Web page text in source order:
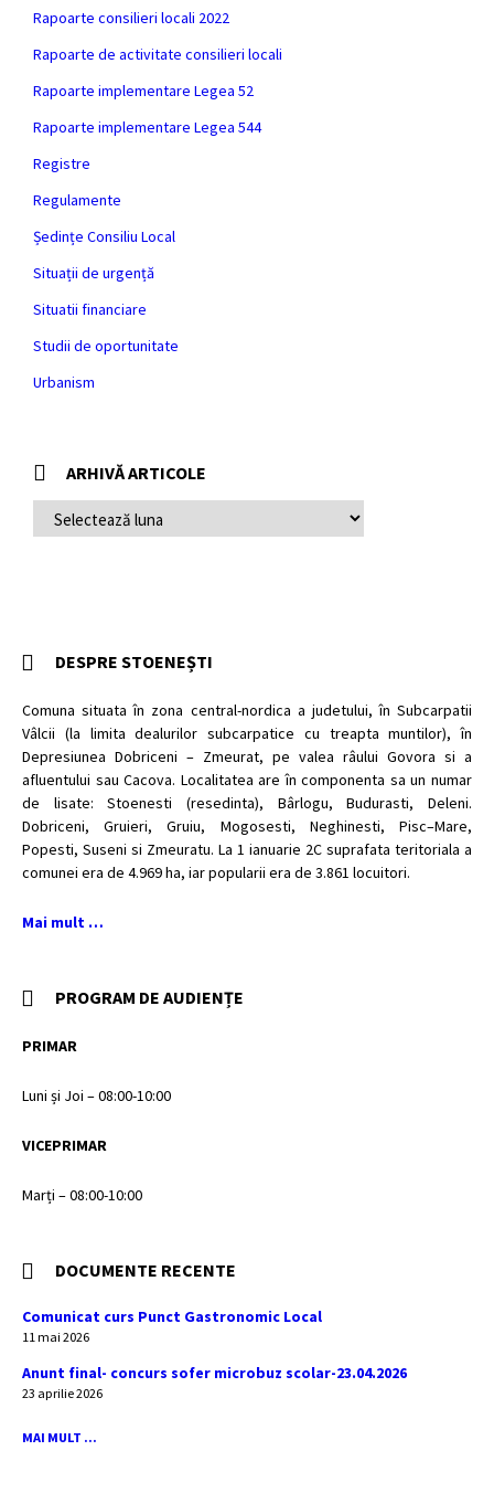
Rapoarte consilieri locali 2022
Rapoarte de activitate consilieri locali
Rapoarte implementare Legea 52
Rapoarte implementare Legea 544
Registre
Regulamente
Ședințe Consiliu Local
Situații de urgență
Situatii financiare
Studii de oportunitate
Urbanism
ARHIVĂ ARTICOLE
ARTICOLE
DESPRE STOENEȘTI
Comuna situata în zona central-nordica a judetului, în Subcarpatii
Vâlcii (la limita dealurilor subcarpatice cu treapta muntilor), în
Depresiunea Dobriceni – Zmeurat, pe valea râului Govora si a
afluentului sau Cacova. Localitatea are în componenta sa un numar
de lisate: Stoenesti (resedinta), Bârlogu, Budurasti, Deleni.
Dobriceni, Gruieri, Gruiu, Mogosesti, Neghinesti, Pisc–Mare,
Popesti, Suseni si Zmeuratu. La 1 ianuarie 2C suprafata teritoriala a
comunei era de 4.969 ha, iar popularii era de 3.861 locuitori.
Mai mult …
PROGRAM DE AUDIENȚE
PRIMAR
Luni și Joi – 08:00-10:00
VICEPRIMAR
Marți – 08:00-10:00
DOCUMENTE RECENTE
Comunicat curs Punct Gastronomic Local
11 mai 2026
Anunt final- concurs sofer microbuz scolar-23.04.2026
23 aprilie 2026
MAI MULT ...